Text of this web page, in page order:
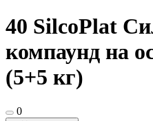
40 SilcoPlat
компаунд на
(5+5 кг)
0